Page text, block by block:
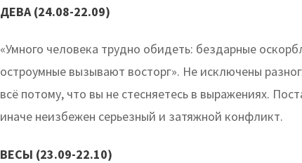
ДЕВА (24.08-22.09)
«Умного человека трудно обидеть: бездарные
остроумные вызывают восторг». Не исключены
всё потому, что вы не стесняетесь в выражениях.
иначе неизбежен серьезный и затяжной конфликт.
ВЕСЫ (23.09-22.10)